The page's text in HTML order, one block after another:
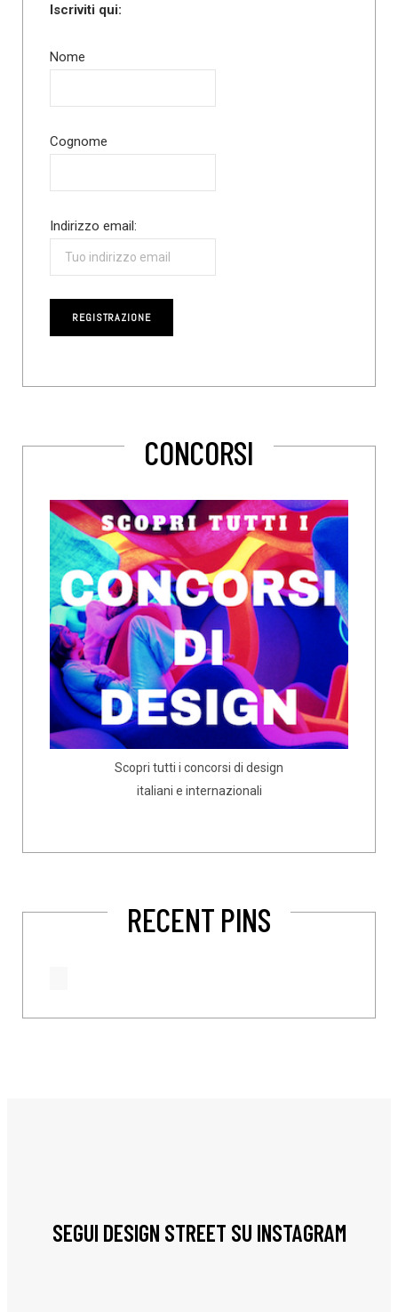
Iscriviti qui:
Nome
Cognome
Indirizzo email:
CONCORSI
Scopri tutti i concorsi di design
italiani e internazionali
RECENT PINS
SEGUI DESIGN STREET SU INSTAGRAM